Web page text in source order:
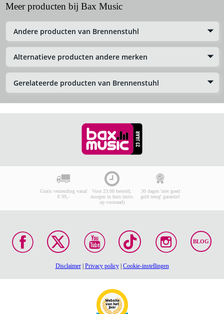
Meer producten bij Bax Music
Andere producten van Brennenstuhl
Alternatieve producten andere merken
Gerelateerde producten van Brennenstuhl
Gratis verzending vanaf
€ 99,-
Voor 23:00 besteld,
morgen in huis (mits
op voorraad)
30 dagen 'niet goed
geld terug' garantie!
BLOG
Disclaimer| Privacy policy| Cookie-instellingen